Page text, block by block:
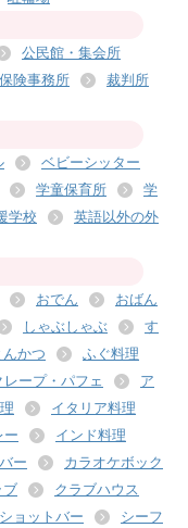
公民館・集会所
険事務所
裁判所
ベビーシッター
学童保育所
学
学校
英語以外の外
おでん
おばん
しゃぶしゃぶ
す
んかつ
ふぐ料理
ープ・パフェ
ア
イタリア料理
ー
インド料理
ー
カラオケボック
ブ
クラブハウス
ショットバー
シーフ